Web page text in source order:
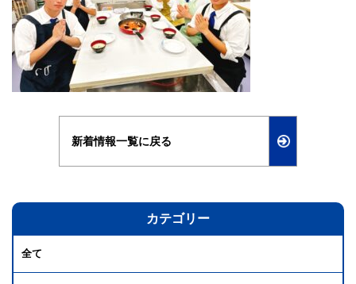
新着情報一覧に戻る
カテゴリー
全て